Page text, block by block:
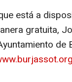
está a
gratuita,
de